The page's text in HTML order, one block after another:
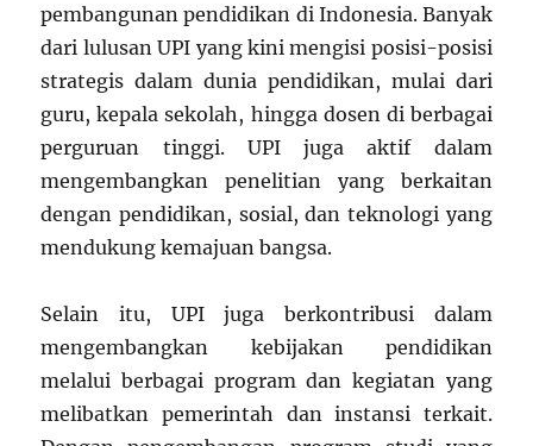
pembangunan pendidikan di Indonesia. Banyak
dari lulusan UPI yang kini mengisi posisi-posisi
strategis dalam dunia pendidikan, mulai dari
guru, kepala sekolah, hingga dosen di berbagai
perguruan tinggi. UPI juga aktif dalam
mengembangkan penelitian yang berkaitan
dengan pendidikan, sosial, dan teknologi yang
mendukung kemajuan bangsa.
Selain itu, UPI juga berkontribusi dalam
mengembangkan kebijakan pendidikan
melalui berbagai program dan kegiatan yang
melibatkan pemerintah dan instansi terkait.